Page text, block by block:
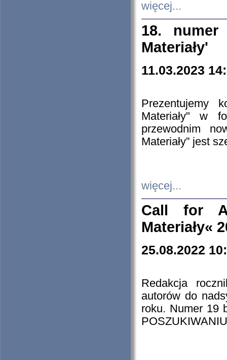
więcej...
18. numer
Materiały'
11.03.2023
Prezentujemy
Materiały" w
przewodnim
Materiały” jest
więcej...
Call for
Materiały«
25.08.2022
Redakcja
autorów do
roku. Numer 19